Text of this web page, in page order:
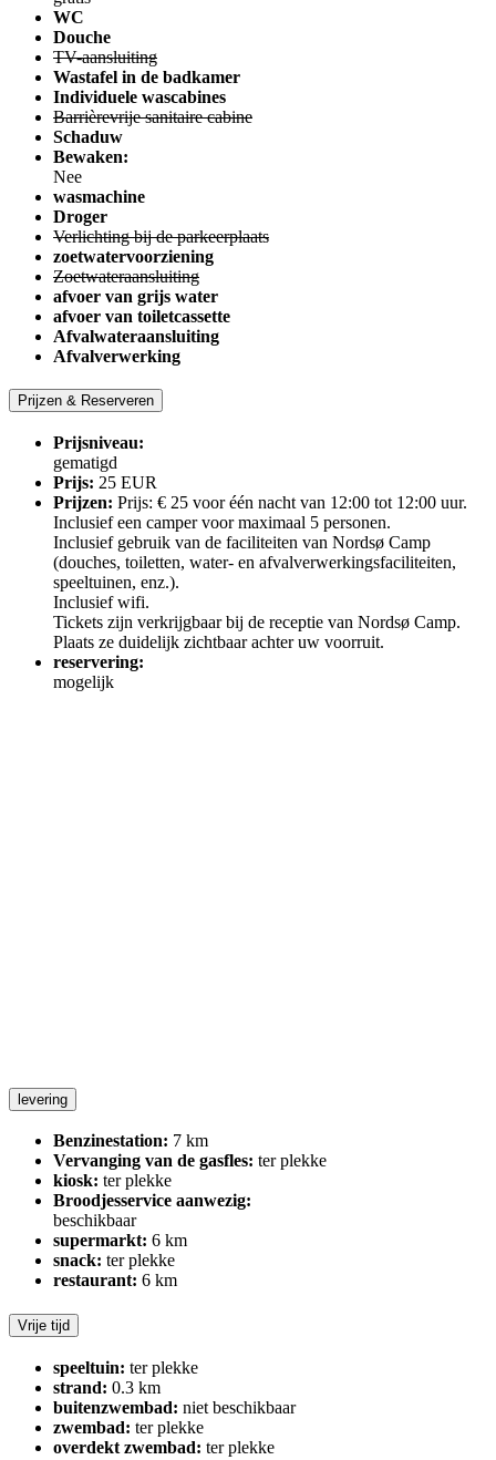
WC
Douche
TV-aansluiting
Wastafel in de badkamer
Individuele wascabines
Barrièrevrije sanitaire cabine
Schaduw
Bewaken:
Nee
wasmachine
Droger
Verlichting bij de parkeerplaats
zoetwatervoorziening
Zoetwateraansluiting
afvoer van grijs water
afvoer van toiletcassette
Afvalwateraansluiting
Afvalverwerking
Prijzen & Reserveren
Prijsniveau:
gematigd
Prijs: 25 EUR
Prijzen: Prijs: € 25 voor één nacht van 12:00 tot 12:00 uur.
Inclusief een camper voor maximaal 5 personen.
Inclusief gebruik van de faciliteiten van Nordsø Camp
(douches, toiletten, water- en afvalverwerkingsfaciliteiten,
speeltuinen, enz.).
Inclusief wifi.
Tickets zijn verkrijgbaar bij de receptie van Nordsø Camp.
Plaats ze duidelijk zichtbaar achter uw voorruit.
reservering:
mogelijk
levering
Benzinestation: 7 km
Vervanging van de gasfles: ter plekke
kiosk: ter plekke
Broodjesservice aanwezig:
beschikbaar
supermarkt: 6 km
snack: ter plekke
restaurant: 6 km
Vrije tijd
speeltuin: ter plekke
strand: 0.3 km
buitenzwembad: niet beschikbaar
zwembad: ter plekke
overdekt zwembad: ter plekke